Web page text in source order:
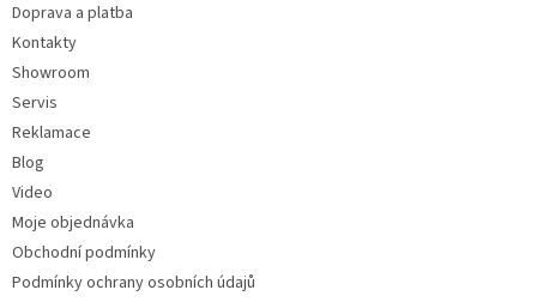
Doprava a platba
Kontakty
Showroom
Servis
Reklamace
Blog
Video
Moje objednávka
Obchodní podmínky
Podmínky ochrany osobních údajů